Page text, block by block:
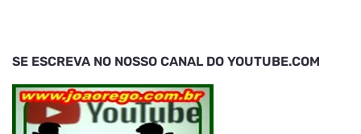
SE ESCREVA NO NOSSO CANAL DO YOUTUBE.COM